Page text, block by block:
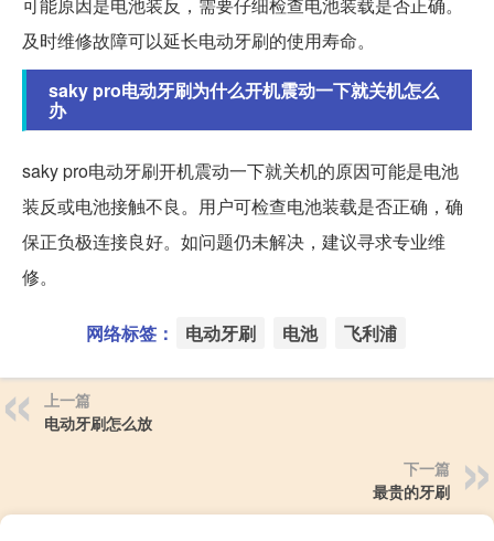
及时维修故障可以延长电动牙刷的使用寿命。
saky pro电动牙刷为什么开机震动一下就关机怎么
办
saky pro电动牙刷开机震动一下就关机的原因可能是电池
装反或电池接触不良。用户可检查电池装载是否正确，确
保正负极连接良好。如问题仍未解决，建议寻求专业维
修。
网络标签： 电动牙刷 电池 飞利浦
上一篇
电动牙刷怎么放
下一篇
最贵的牙刷